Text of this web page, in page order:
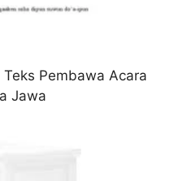
Pembawa Acara
Jawa